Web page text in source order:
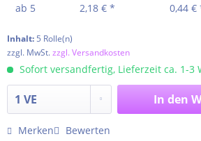
ab 5 2,18 € * 0,44 €
Inhalt: 5 Rolle(n)
zzgl. MwSt.zzgl. Versandkosten
Sofort versandfertig, Lieferzeit ca. 1-3
In den
Merken Bewerten